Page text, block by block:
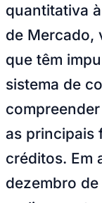
Copa do Brasil
Libertadores
Sul-Americana
Copa América
Champions
Premier League
La Liga
Bundesliga
Mundial 2026
Times - Ir direto
quantitativa
de Mercado,
que têm
sistema de
as principais
créditos. Em
dezembro